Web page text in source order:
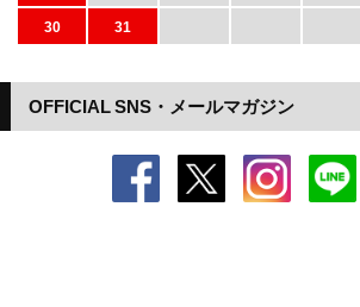
OFFICIAL SNS・メールマガジン
30
31